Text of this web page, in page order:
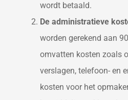
wordt betaald.
De administratieve
worden gerekend aan
omvatten kosten zoals
verslagen, telefoon- en
kosten voor het